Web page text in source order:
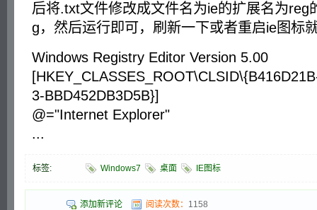
后将.txt文件修改成文件名为ie的扩展名为reg
g，然后运行即可，刷新一下或者重启ie图标
Windows Registry Editor Version 5.00
3-BBD452DB3D5B}]
@="Internet Explorer"
...
标签: Windows7 桌面 IE图标
添加新评论 阅读次数： 1158